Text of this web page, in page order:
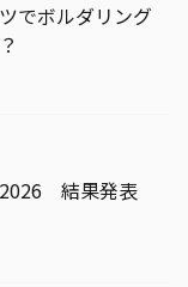
でボルダリング
2026 結果発表